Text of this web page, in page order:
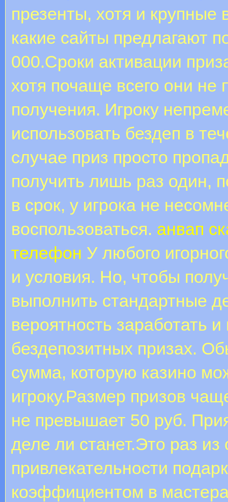
презенты, хотя и крупные
какие сайты предлагают
000.Сроки активации
хотя почаще всего они
получения. Игроку
использовать бездеп в
случае приз просто
получить лишь раз один,
в срок, у игрока не
воспользоваться. анвап
телефон У любого
и условия. Но, чтобы
выполнить стандартные
вероятность заработать
бездепозитных призах.
сумма, которую казино
игроку.Размер призов
не превышает 50 руб.
деле ли станет.Это раз
привлекательности
коэффициентом в